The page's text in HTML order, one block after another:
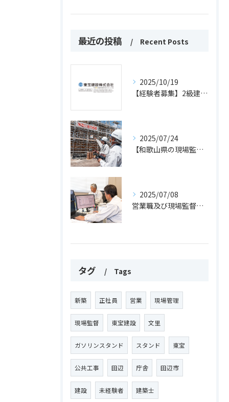
最近の投稿 Recent Posts
2025/10/19
【経験者募集】2級建築施工管理技士、土木施工管理技士をお持ちの方
2025/07/24
【和歌山県の現場監督経験者募集】2級建築施工管理技士以上の資格をお持ちの方はぜひ！
2025/07/08
営業職及び現場監督職 正社員募集中！
タグ Tags
新築 正社員 営業 現場管理
現場監督 東宝建設 文里
ガソリンスタンド スタンド 東宝
公共工事 田辺 庁舎 田辺市
建設 未経験者 建築士